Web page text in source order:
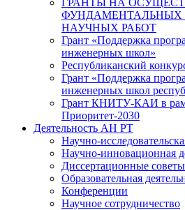
ФУНДАМЕНТАЛЬНЫХ
НАУЧНЫХ РАБОТ
Грант «Поддержка
инженерных школ»
Республиканский
Грант «Поддержка
инженерных школ
Грант КНИТУ-КАИ в
Приоритет-2030
Деятельность АН РТ
Научно-
Научно-инновационная
Диссертационные советы
Образовательная
Конференции
Научное сотрудничество